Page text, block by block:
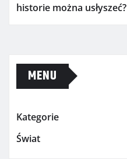
historie można usłyszeć?
MENU
Kategorie
Świat